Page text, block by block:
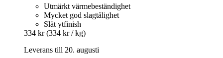
Utmärkt värmebeständighet
Mycket god slagtålighet
Slät ytfinish
334 kr (334 kr / kg)
Leverans till 20. augusti